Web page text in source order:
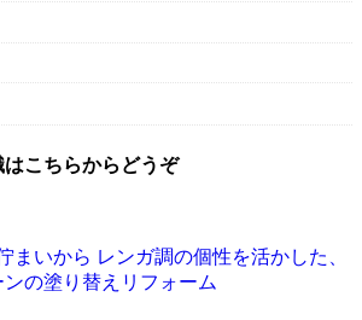
こちらからどうぞ
まいから レンガ調の個性を活かした、
ンの塗り替えリフォーム